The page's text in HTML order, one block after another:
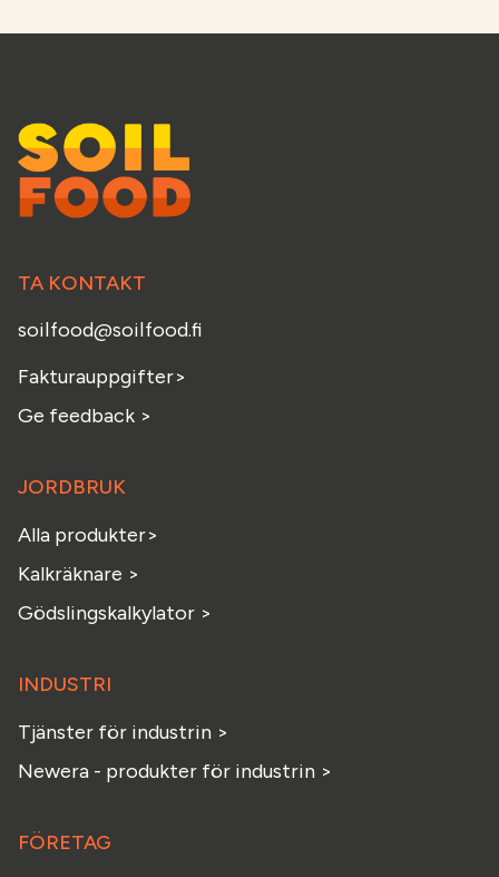
TA KONTAKT
soilfood@soilfood.fi
Fakturauppgifter>
Ge feedback >
JORDBRUK
Alla produkter>
Kalkräknare >
Gödslingskalkylator >
INDUSTRI
Tjänster för industrin >
Newera - produkter för industrin >
FÖRETAG